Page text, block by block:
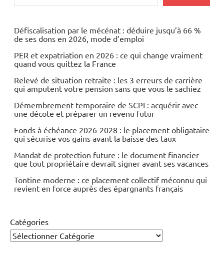
Défiscalisation par le mécénat : déduire jusqu’à 66 %
de ses dons en 2026, mode d’emploi
PER et expatriation en 2026 : ce qui change vraiment
quand vous quittez la France
Relevé de situation retraite : les 3 erreurs de carrière
qui amputent votre pension sans que vous le sachiez
Démembrement temporaire de SCPI : acquérir avec
une décote et préparer un revenu futur
Fonds à échéance 2026-2028 : le placement obligataire
qui sécurise vos gains avant la baisse des taux
Mandat de protection future : le document financier
que tout propriétaire devrait signer avant ses vacances
Tontine moderne : ce placement collectif méconnu qui
revient en force auprès des épargnants français
Catégories